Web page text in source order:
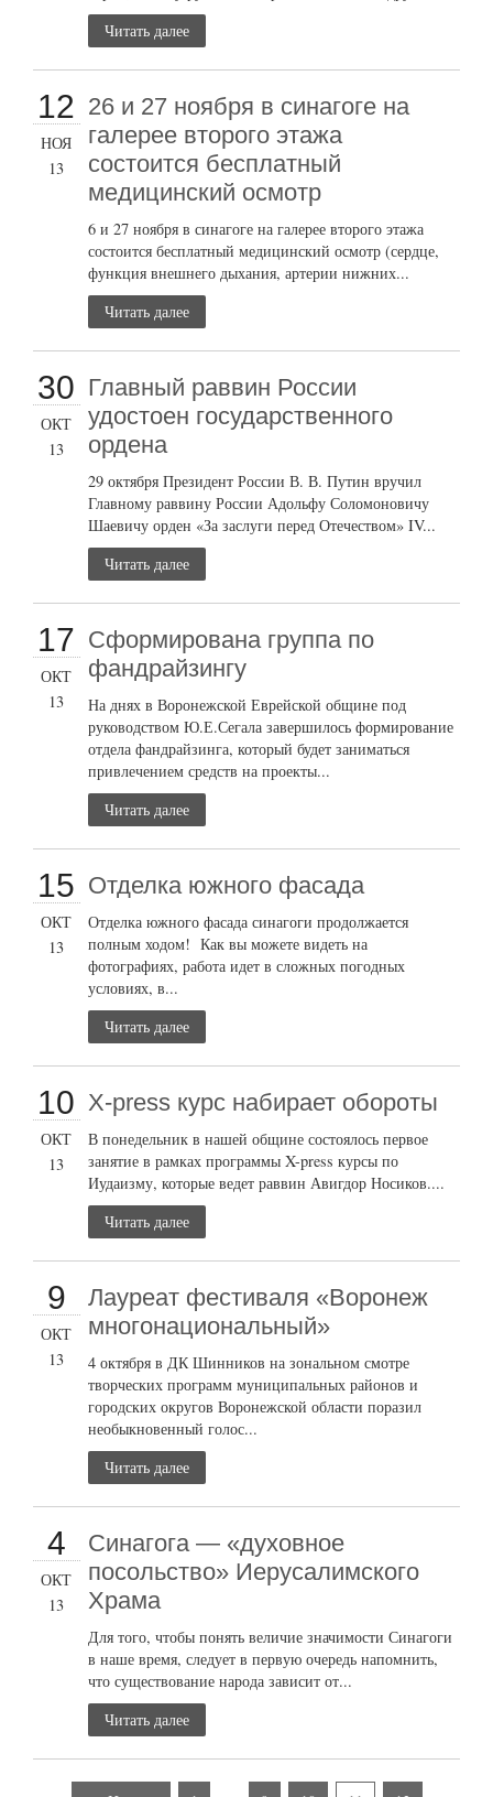
Читать далее
12
НОЯ
13
26 и 27 ноября в синагоге на
галерее второго этажа
состоится бесплатный
медицинский осмотр
6 и 27 ноября в синагоге на галерее второго этажа
состоится бесплатный медицинский осмотр (сердце,
функция внешнего дыхания, артерии нижних...
Читать далее
30
ОКТ
13
Главный раввин России
удостоен государственного
ордена
29 октября Президент России В. В. Путин вручил
Главному раввину России Адольфу Соломоновичу
Шаевичу орден «За заслуги перед Отечеством» IV...
Читать далее
17
ОКТ
13
Сформирована группа по
фандрайзингу
На днях в Воронежской Еврейской общине под
руководством Ю.Е.Сегала завершилось формирование
отдела фандрайзинга, который будет заниматься
привлечением средств на проекты...
Читать далее
15
ОКТ
13
Отделка южного фасада
Отделка южного фасада синагоги продолжается
полным ходом! Как вы можете видеть на
фотографиях, работа идет в сложных погодных
условиях, в...
Читать далее
10
ОКТ
13
X-press курс набирает обороты
В понедельник в нашей общине состоялось первое
занятие в рамках программы X-press курсы по
Иудаизму, которые ведет раввин Авигдор Носиков....
Читать далее
9
ОКТ
13
Лауреат фестиваля «Воронеж
многонациональный»
4 октября в ДК Шинников на зональном смотре
творческих программ муниципальных районов и
городских округов Воронежской области поразил
необыкновенный голос...
Читать далее
4
ОКТ
13
Синагога — «духовное
посольство» Иерусалимского
Храма
Для того, чтобы понять величие значимости Синагоги
в наше время, следует в первую очередь напомнить,
что существование народа зависит от...
Читать далее